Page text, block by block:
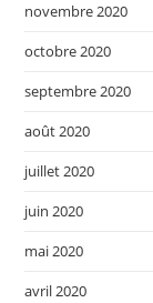
novembre 2020
octobre 2020
septembre 2020
août 2020
juillet 2020
juin 2020
mai 2020
avril 2020